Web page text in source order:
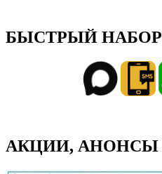
БЫСТРЫЙ НАБОР
АКЦИИ, АНОНСЫ